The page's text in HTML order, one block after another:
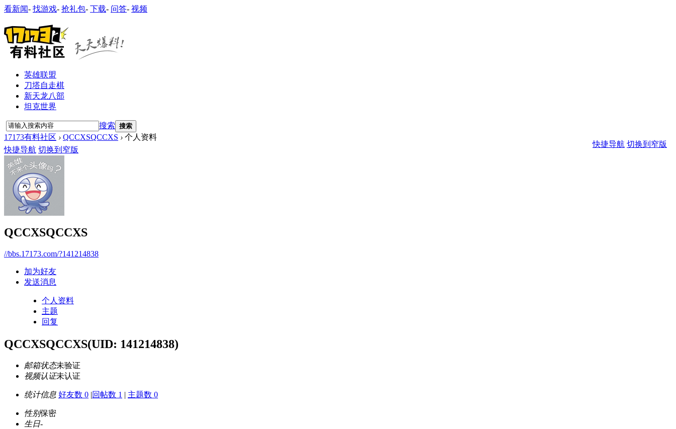
看新闻- 找游戏- 抢礼包- 下载- 问答- 视频
英雄联盟
刀塔自走棋
新天龙八部
坦克世界
搜索 搜索
17173有料社区 › QCCXSQCCXS › 个人资料
快捷导航 切换到窄版
快捷导航 切换到窄版
QCCXSQCCXS
//bbs.17173.com/?141214838
加为好友
发送消息
个人资料
主题
回复
QCCXSQCCXS(UID: 141214838)
邮箱状态未验证
视频认证未认证
统计信息 好友数 0 |回帖数 1 | 主题数 0
性别保密
生日-